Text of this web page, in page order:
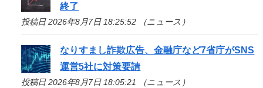
終了
投稿日 2026年8月7日 18:25:52 （ニュース）
なりすまし詐欺広告、金融庁など7省庁がSNS
運営5社に対策要請
投稿日 2026年8月7日 18:05:21 （ニュース）